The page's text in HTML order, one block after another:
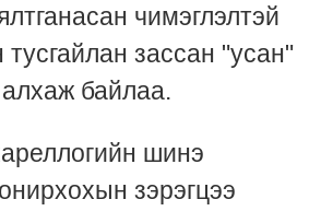
чимэглэлтэй
зассан "усан"
байлаа.
шинэ
зэрэгцээ